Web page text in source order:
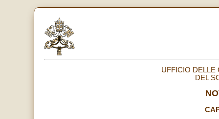
UFFICIO DELLE
DEL